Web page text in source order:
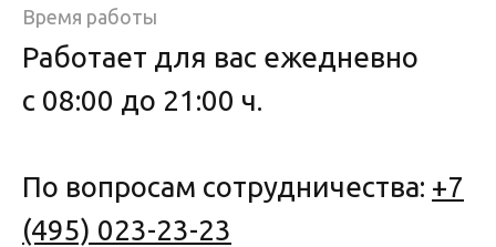
Время работы
Работает для вас ежедневно
с 08:00 до 21:00 ч.
По вопросам сотрудничества: +7
(495) 023-23-23